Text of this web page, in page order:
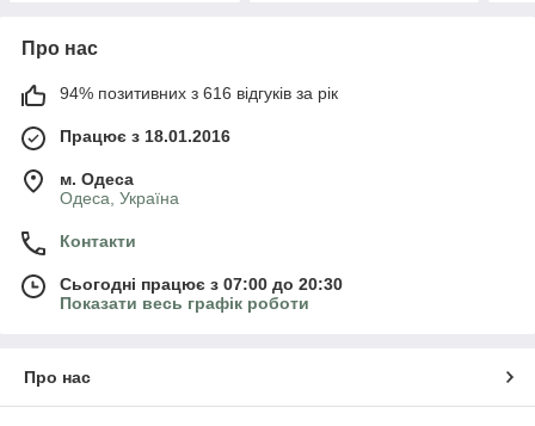
Про нас
94% позитивних з 616 відгуків за рік
Працює з 18.01.2016
м. Одеса
Одеса, Україна
Контакти
Сьогодні працює з 07:00 до 20:30
Показати весь графік роботи
Про нас